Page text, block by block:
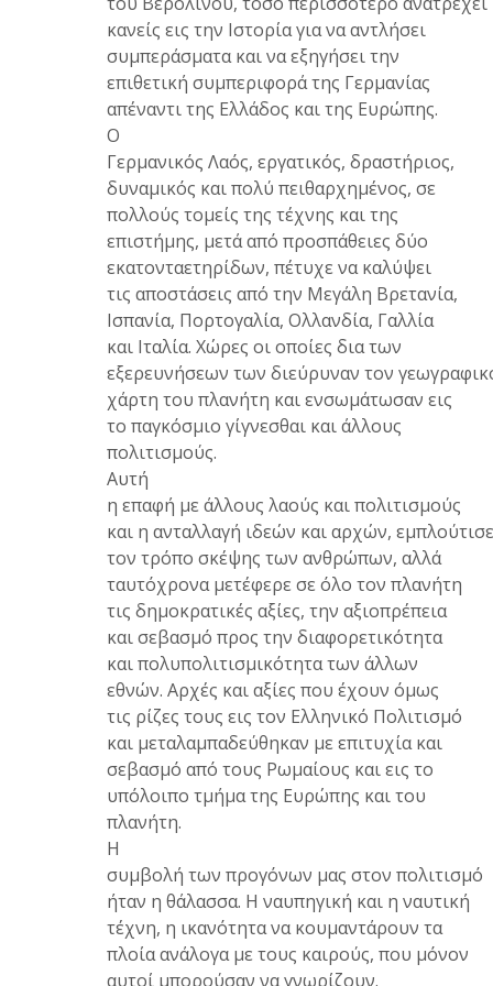
κανείς εις την Ιστορία για να αντλήσει
συμπεράσματα και να εξηγήσει την
επιθετική συμπεριφορά της Γερμανίας
απέναντι της Ελλάδος και της Ευρώπης.
Ο
Γερμανικός Λαός, εργατικός, δραστήριος,
δυναμικός και πολύ πειθαρχημένος, σε
πολλούς τομείς της τέχνης και της
επιστήμης, μετά από προσπάθειες δύο
εκατονταετηρίδων, πέτυχε να καλύψει
τις αποστάσεις από την Μεγάλη Βρετανία,
Ισπανία, Πορτογαλία, Ολλανδία, Γαλλία
και Ιταλία. Χώρες οι οποίες δια των
εξερευνήσεων των διεύρυναν τον
χάρτη του πλανήτη και ενσωμάτωσαν εις
το παγκόσμιο γίγνεσθαι και άλλους
πολιτισμούς.
Αυτή
η επαφή με άλλους λαούς και πολιτισμούς
και η ανταλλαγή ιδεών και αρχών, εμπλούτισε
τον τρόπο σκέψης των ανθρώπων, αλλά
ταυτόχρονα μετέφερε σε όλο τον πλανήτη
τις δημοκρατικές αξίες, την αξιοπρέπεια
και σεβασμό προς την διαφορετικότητα
και πολυπολιτισμικότητα των άλλων
εθνών. Αρχές και αξίες που έχουν όμως
τις ρίζες τους εις τον Ελληνικό Πολιτισμό
και μεταλαμπαδεύθηκαν με επιτυχία και
σεβασμό από τους Ρωμαίους και εις το
υπόλοιπο τμήμα της Ευρώπης και του
πλανήτη.
Η
συμβολή των προγόνων μας στον πολιτισμό
ήταν η θάλασσα. Η ναυπηγική και η ναυτική
τέχνη, η ικανότητα να κουμαντάρουν τα
πλοία ανάλογα με τους καιρούς, που μόνον
αυτοί μπορούσαν να γνωρίζουν.